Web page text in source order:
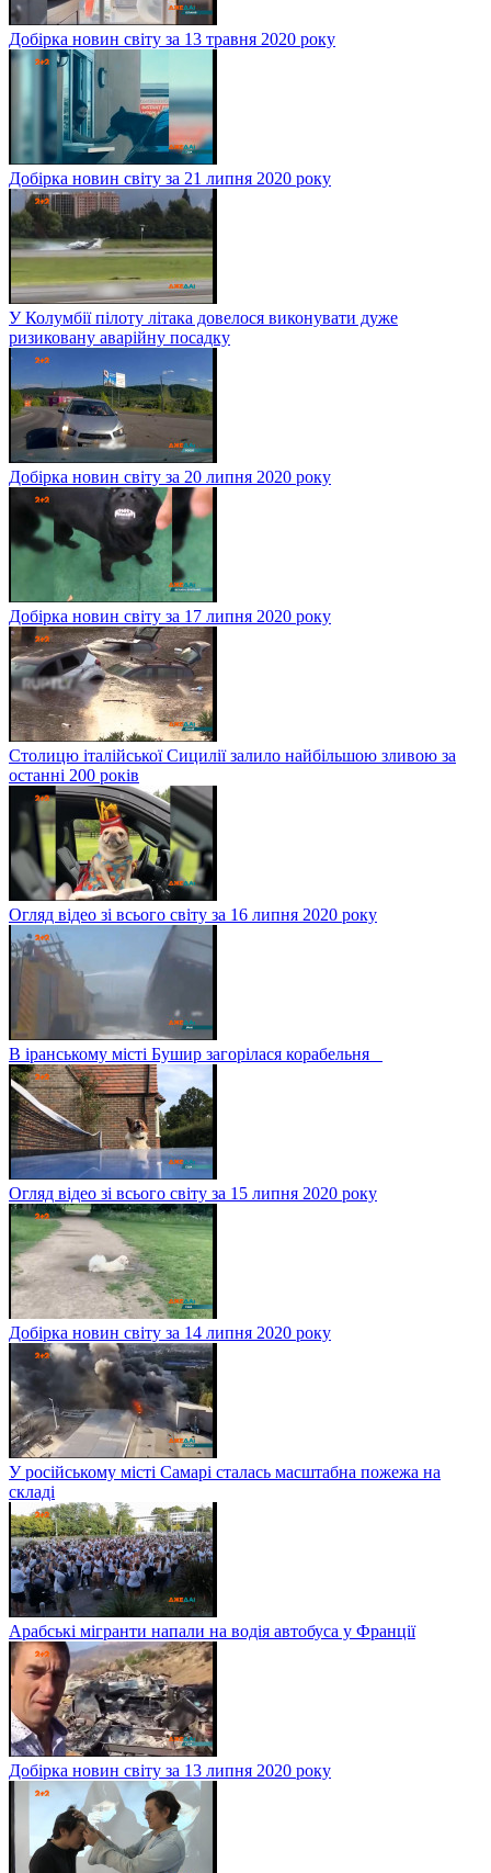
Добірка новин світу за 13 травня 2020 року
Добірка новин світу за 21 липня 2020 року
У Колумбії пілоту літака довелося виконувати дуже
ризиковану аварійну посадку
Добірка новин світу за 20 липня 2020 року
Добірка новин світу за 17 липня 2020 року
Столицю італійської Сицилії залило найбільшою зливою за
останні 200 років
Огляд відео зі всього світу за 16 липня 2020 року
В іранському місті Бушир загорілася корабельня
Огляд відео зі всього світу за 15 липня 2020 року
Добірка новин світу за 14 липня 2020 року
У російському місті Самарі сталась масштабна пожежа на
складі
Арабські мігранти напали на водія автобуса у Франції
Добірка новин світу за 13 липня 2020 року